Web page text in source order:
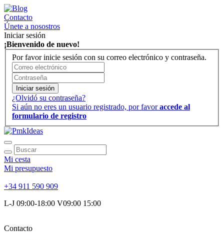
Contacto
Únete a nosostros
Iniciar sesión
¡Bienvenido de nuevo!
Por favor inicie sesión con su correo electrónico y contraseña.
Iniciar sesión
¿Olvidó su contraseña?
Si aún no eres un usuario registrado, por favoraccede al
formulario de registro
Mi cesta
Mi presupuesto
+34 911 590 909
L-J 09:00-18:00 V09:00 15:00
Contacto